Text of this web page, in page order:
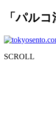
「パル
SCROLL